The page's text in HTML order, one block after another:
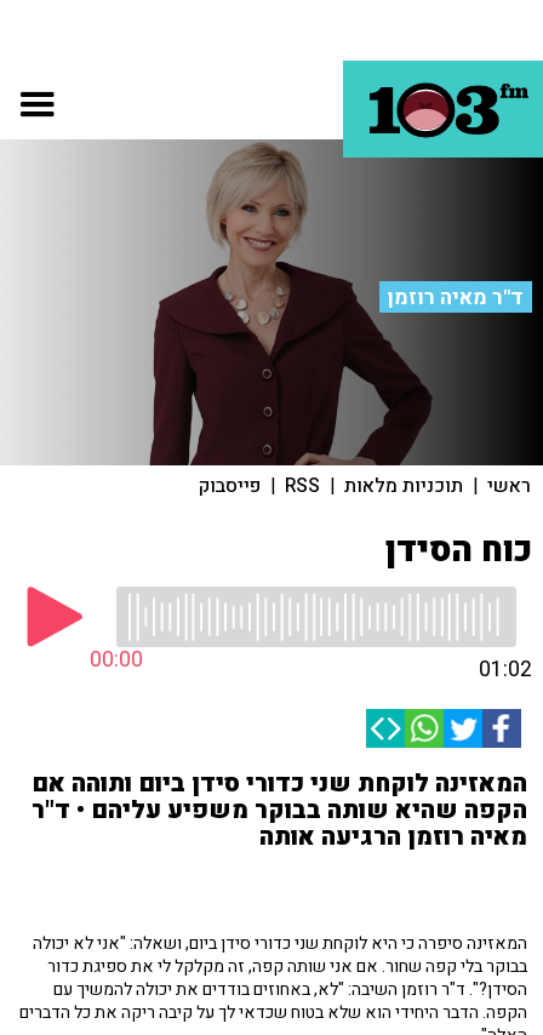
ד"ר מאיה רוזמן
ראשי | תוכניות מלאות |
RSS
| פייסבוק
כוח הסידן
00:00 01:02
המאזינה לוקחת שני כדורי סידן ביום ותוהה אם
הקפה שהיא שותה בבוקר משפיע עליהם • ד"ר
מאיה רוזמן הרגיעה אותה
המאזינה סיפרה כי היא לוקחת שני כדורי סידן ביום, ושאלה: "אני לא יכולה
בבוקר בלי קפה שחור. אם אני שותה קפה, זה מקלקל לי את ספיגת כדור
הסידן?". ד"ר רוזמן השיבה: "לא, באחוזים בודדים את יכולה להמשיך עם
הקפה. הדבר היחידי הוא שלא בטוח שכדאי לך על קיבה ריקה את כל הדברים